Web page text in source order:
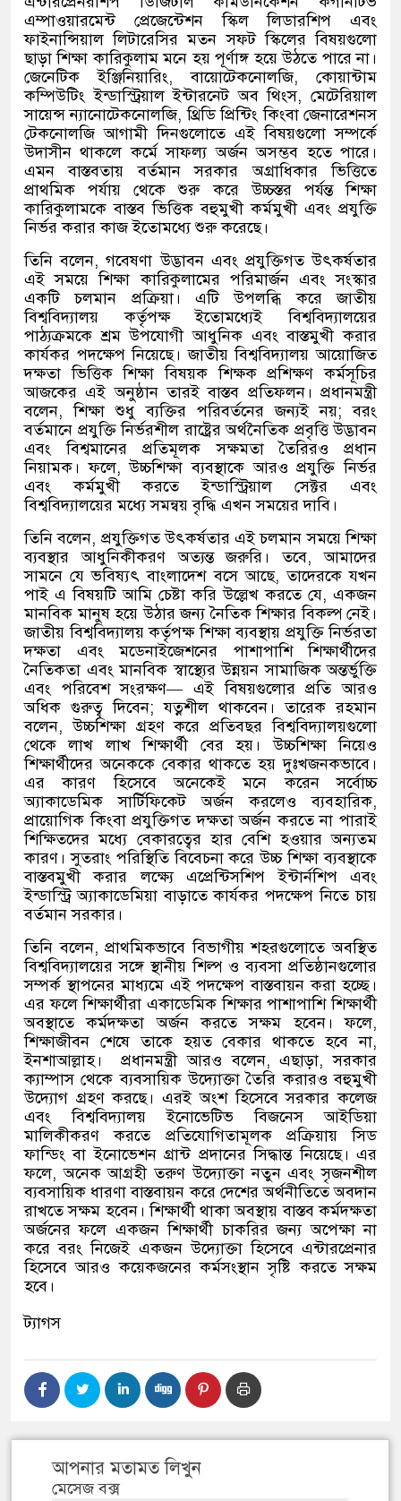
এম্পাওয়ারমেন্ট প্রেজেন্টেশন স্কিল লিডারশিপ এবং
ফাইনান্সিয়াল লিটারেসির মতন সফট স্কিলের বিষয়গুলো
ছাড়া শিক্ষা কারিকুলাম মনে হয় পূর্ণাঙ্গ হয়ে উঠতে পারে না।
জেনেটিক ইঞ্জিনিয়ারিং,বায়োটেকনোলজি, কোয়ান্টাম
কম্পিউটিং ইন্ডাস্ট্রিয়াল ইন্টারনেট অব থিংস,মেটেরিয়াল
সায়েন্স ন্যানোটেকনোলজি,থ্রিডি প্রিন্টিং কিংবা জেনারেশনস
টেকনোলজি আগামী দিনগুলোতে এই বিষয়গুলো সম্পর্কে
উদাসীন থাকলে কর্মে সাফল্য অর্জন অসম্ভব হতে পারে।
এমন বাস্তবতায় বর্তমান সরকার অগ্রাধিকার ভিত্তিতে
প্রাথমিক পর্যায় থেকে শুরু করে উচ্চস্তর পর্যন্ত শিক্ষা
কারিকুলামকে বাস্তব ভিত্তিক বহুমুখী কর্মমুখী এবং প্রযুক্তি
নির্ভর করার কাজ ইতোমধ্যে শুরু করেছে।
তিনি বলেন,গবেষণা উদ্ভাবন এবং প্রযুক্তিগত উৎকর্ষতার
এই সময়ে শিক্ষা কারিকুলামের পরিমার্জন এবং সংস্কার
একটি চলমান প্রক্রিয়া। এটি উপলব্ধি করে জাতীয়
বিশ্ববিদ্যালয় কর্তৃপক্ষ ইতোমধ্যেই বিশ্ববিদ্যালয়ের
পাঠ্যক্রমকে শ্রম উপযোগী আধুনিক এবং বাস্তমুখী করার
কার্যকর পদক্ষেপ নিয়েছে। জাতীয় বিশ্ববিদ্যালয় আয়োজিত
দক্ষতা ভিত্তিক শিক্ষা বিষয়ক শিক্ষক প্রশিক্ষণ কর্মসূচির
আজকের এই অনুষ্ঠান তারই বাস্তব প্রতিফলন। প্রধানমন্ত্রী
বলেন,শিক্ষা শুধু ব্যক্তির পরিবর্তনের জন্যই নয়;বরং
বর্তমানে প্রযুক্তি নির্ভরশীল রাষ্ট্রের অর্থনৈতিক প্রবৃত্তি উদ্ভাবন
এবং বিশ্বমানের প্রতিমূলক সক্ষমতা তৈরিরও প্রধান
নিয়ামক। ফলে,উচ্চশিক্ষা ব্যবস্থাকে আরও প্রযুক্তি নির্ভর
এবং কর্মমুখী করতে ইন্ডাস্ট্রিয়াল সেক্টর এবং
বিশ্ববিদ্যালয়ের মধ্যে সমন্বয় বৃদ্ধি এখন সময়ের দাবি।
তিনি বলেন, প্রযুক্তিগত উৎকর্ষতার এই চলমান সময়ে শিক্ষা
ব্যবস্থার আধুনিকীকরণ অত্যন্ত জরুরি। তবে,আমাদের
সামনে যে ভবিষ্যৎ বাংলাদেশ বসে আছে,তাদেরকে যখন
পাই এ বিষয়টি আমি চেষ্টা করি উল্লেখ করতে যে, একজন
মানবিক মানুষ হয়ে উঠার জন্য নৈতিক শিক্ষার বিকল্প নেই।
জাতীয় বিশ্ববিদ্যালয় কর্তৃপক্ষ শিক্ষা ব্যবস্থায় প্রযুক্তি নির্ভরতা
দক্ষতা এবং মডেনাইজেশনের পাশাপাশি শিক্ষার্থীদের
নৈতিকতা এবং মানবিক স্বাস্থ্যের উন্নয়ন সামাজিক অন্তর্ভুক্তি
এবং পরিবেশ সংরক্ষণ—এই বিষয়গুলোর প্রতি আরও
অধিক গুরুত্ব দিবেন;যত্নশীল থাকবেন। তারেক রহমান
বলেন,উচ্চশিক্ষা গ্রহণ করে প্রতিবছর বিশ্ববিদ্যালয়গুলো
থেকে লাখ লাখ শিক্ষার্থী বের হয়। উচ্চশিক্ষা নিয়েও
শিক্ষার্থীদের অনেককে বেকার থাকতে হয় দুঃখজনকভাবে।
এর কারণ হিসেবে অনেকেই মনে করেন সর্বোচ্চ
অ্যাকাডেমিক সার্টিফিকেট অর্জন করলেও ব্যবহারিক,
প্রায়োগিক কিংবা প্রযুক্তিগত দক্ষতা অর্জন করতে না পারাই
শিক্ষিতদের মধ্যে বেকারত্বের হার বেশি হওয়ার অন্যতম
কারণ। সুতরাং পরিস্থিতি বিবেচনা করে উচ্চ শিক্ষা ব্যবস্থাকে
বাস্তবমুখী করার লক্ষ্যে এপ্রেন্টিসশিপ ইন্টার্নশিপ এবং
ইন্ডাস্ট্রি অ্যাকাডেমিয়া বাড়াতে কার্যকর পদক্ষেপ নিতে চায়
বর্তমান সরকার।
তিনি বলেন,প্রাথমিকভাবে বিভাগীয় শহরগুলোতে অবস্থিত
বিশ্ববিদ্যালয়ের সঙ্গে স্থানীয় শিল্প ও ব্যবসা প্রতিষ্ঠানগুলোর
সম্পর্ক স্থাপনের মাধ্যমে এই পদক্ষেপ বাস্তবায়ন করা হচ্ছে।
এর ফলে শিক্ষার্থীরা একাডেমিক শিক্ষার পাশাপাশি শিক্ষার্থী
অবস্থাতে কর্মদক্ষতা অর্জন করতে সক্ষম হবেন। ফলে,
শিক্ষাজীবন শেষে তাকে হয়ত বেকার থাকতে হবে না,
ইনশাআল্লাহ।
প্রধানমন্ত্রী আরও বলেন,এছাড়া,সরকার
ক্যাম্পাস থেকে ব্যবসায়িক উদ্যোক্তা তৈরি করারও বহুমুখী
উদ্যোগ গ্রহণ করছে। এরই অংশ হিসেবে সরকার কলেজ
এবং বিশ্ববিদ্যালয় ইনোভেটিভ বিজনেস আইডিয়া
মালিকীকরণ করতে প্রতিযোগিতামূলক প্রক্রিয়ায় সিড
ফান্ডিং বা ইনোভেশন গ্রান্ট প্রদানের সিদ্ধান্ত নিয়েছে। এর
ফলে,অনেক আগ্রহী তরুণ উদ্যোক্তা নতুন এবং সৃজনশীল
ব্যবসায়িক ধারণা বাস্তবায়ন করে দেশের অর্থনীতিতে অবদান
রাখতে সক্ষম হবেন। শিক্ষার্থী থাকা অবস্থায় বাস্তব কর্মদক্ষতা
অর্জনের ফলে একজন শিক্ষার্থী চাকরির জন্য অপেক্ষা না
করে বরং নিজেই একজন উদ্যোক্তা হিসেবে এন্টারপ্রেনার
হিসেবে আরও কয়েকজনের কর্মসংস্থান সৃষ্টি করতে সক্ষম
হবে।
ট্যাগস
আপনার মতামত লিখুন
মেসেজ বক্স